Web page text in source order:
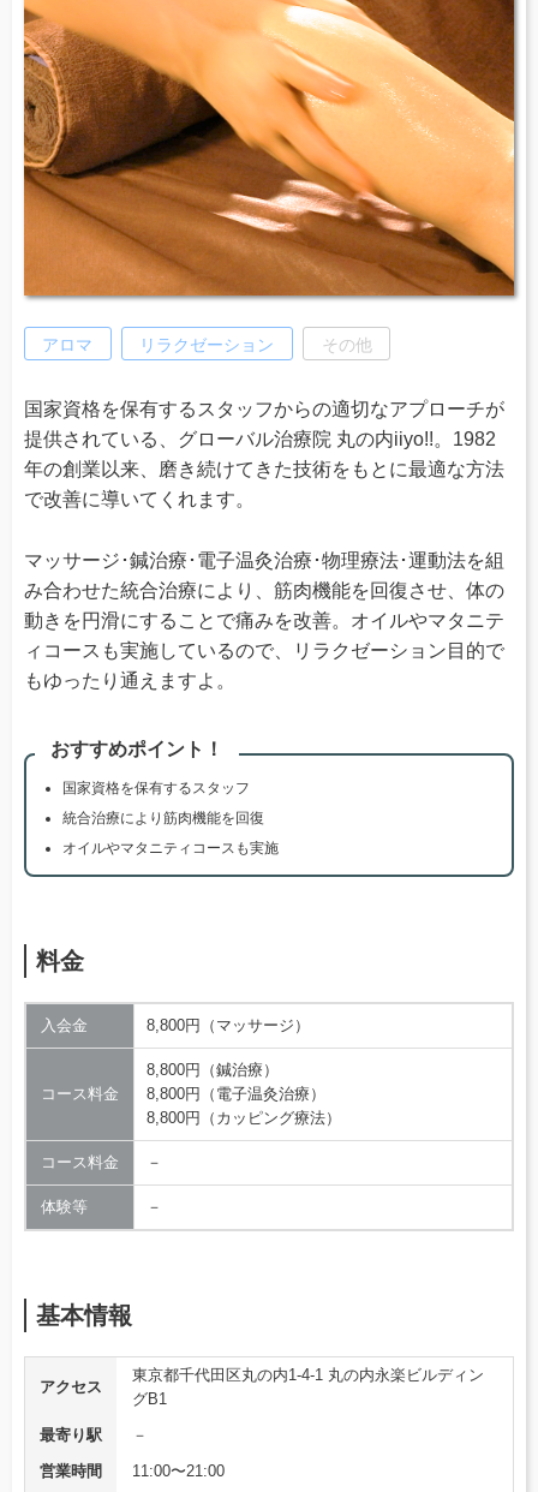
アロマ リラクゼーション その他
国家資格を保有するスタッフからの適切なアプローチが
提供されている、グローバル治療院 丸の内iiyo!!。1982
年の創業以来、磨き続けてきた技術をもとに最適な方法
で改善に導いてくれます。
マッサージ･鍼治療･電子温灸治療･物理療法･運動法を組
み合わせた統合治療により、筋肉機能を回復させ、体の
動きを円滑にすることで痛みを改善。オイルやマタニテ
ィコースも実施しているので、リラクゼーション目的で
もゆったり通えますよ。
おすすめポイント！
国家資格を保有するスタッフ
統合治療により筋肉機能を回復
オイルやマタニティコースも実施
料金
入会金 8,800円（マッサージ）
コース料金
8,800円（鍼治療）
8,800円（電子温灸治療）
8,800円（カッピング療法）
コース料金 －
体験等 －
基本情報
アクセス
東京都千代田区丸の内1-4-1 丸の内永楽ビルディン
グB1
最寄り駅
－
営業時間
11:00〜21:00